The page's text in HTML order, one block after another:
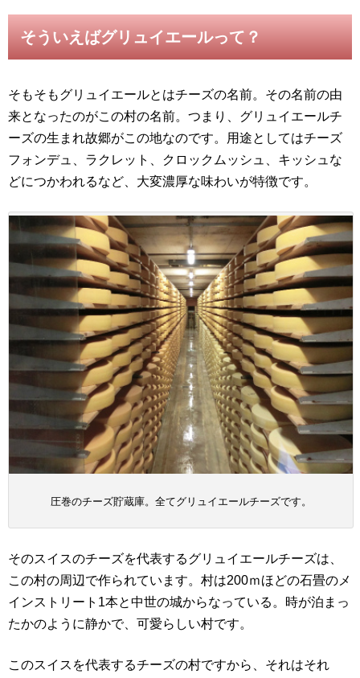
そういえばグリュイエールって？
そもそもグリュイエールとはチーズの名前。その名前の由
来となったのがこの村の名前。つまり、グリュイエールチ
ーズの生まれ故郷がこの地なのです。用途としてはチーズ
フォンデュ、ラクレット、クロックムッシュ、キッシュな
どにつかわれるなど、大変濃厚な味わいが特徴です。
圧巻のチーズ貯蔵庫。全てグリュイエールチーズです。
そのスイスのチーズを代表するグリュイエールチーズは、
この村の周辺で作られています。村は200ｍほどの石畳のメ
インストリート1本と中世の城からなっている。時が泊まっ
たかのように静かで、可愛らしい村です。
このスイスを代表するチーズの村ですから、それはそれ